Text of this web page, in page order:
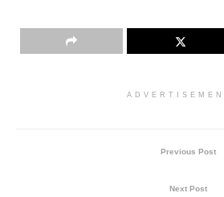
Previous Post
Next Post